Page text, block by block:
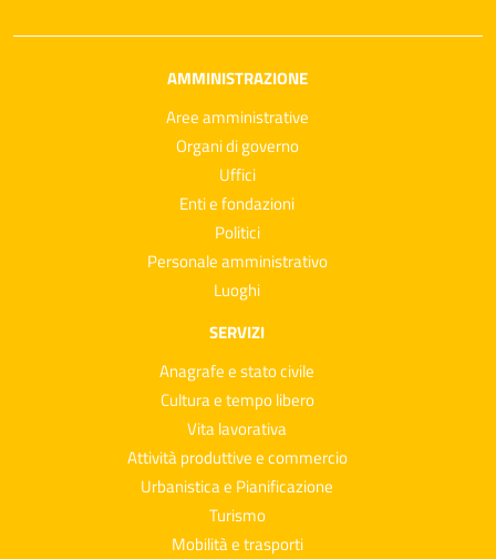
AMMINISTRAZIONE
Aree amministrative
Organi di governo
Uffici
Enti e fondazioni
Politici
Personale amministrativo
Luoghi
SERVIZI
Anagrafe e stato civile
Cultura e tempo libero
Vita lavorativa
Attività produttive e commercio
Urbanistica e Pianificazione
Turismo
Mobilità e trasporti